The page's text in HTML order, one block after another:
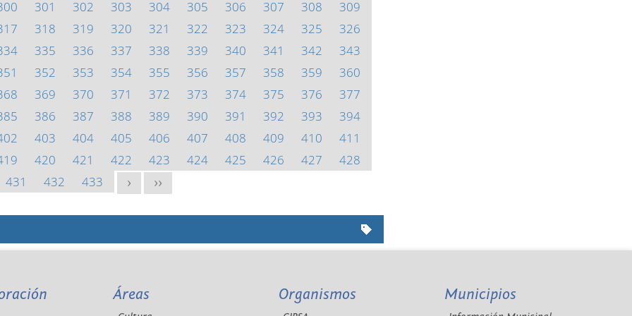
301 302 303 304 305 306 307 308
309
318 319 320 321 322 323 324 325
326
335 336 337 338 339 340 341 342
343
352 353 354 355 356 357 358 359
360
369 370 371 372 373 374 375 376
377
386 387 388 389 390 391 392 393
394
403 404 405 406 407 408 409 410
411
420 421 422 423 424 425 426 427
428
431
432 433 > >>
Áreas Organismos Municipios